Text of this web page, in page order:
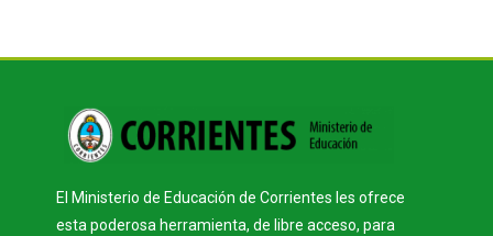
El Ministerio de Educación de Corrientes les ofrece
esta poderosa herramienta, de libre acceso, para